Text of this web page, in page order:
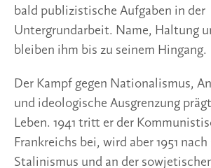
bald publizistische Aufgaben in der
Untergrundarbeit. Name, Haltung
bleiben ihm bis zu seinem Hingang.
Der Kampf gegen Nationalismus,
und ideologische Ausgrenzung
Leben. 1941 tritt er der
Frankreichs bei, wird aber 1951
Stalinismus und an der